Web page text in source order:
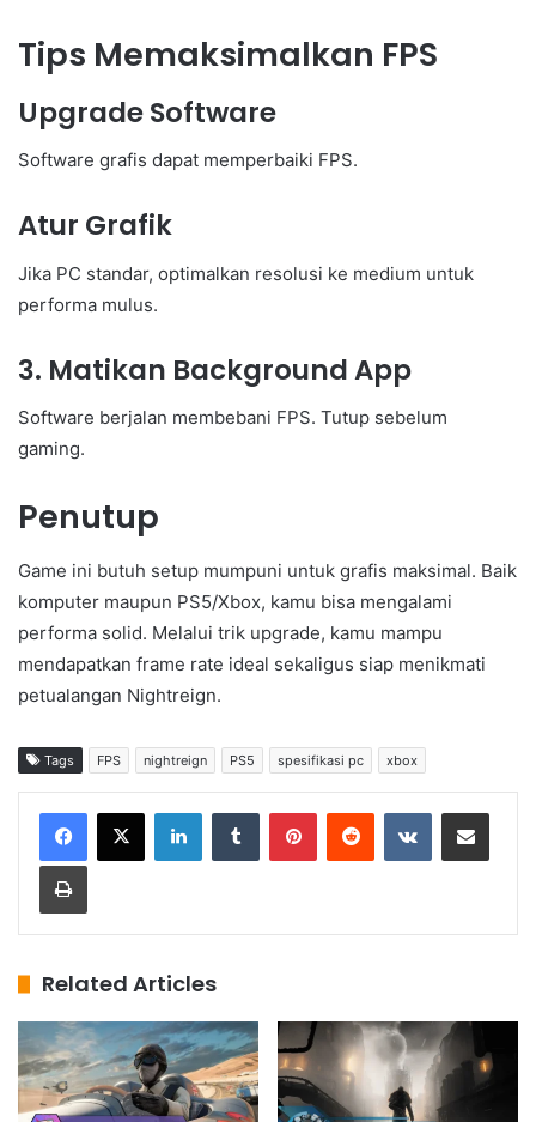
Tips Memaksimalkan FPS
Upgrade Software
Software grafis dapat memperbaiki FPS.
Atur Grafik
Jika PC standar, optimalkan resolusi ke medium untuk
performa mulus.
3. Matikan Background App
Software berjalan membebani FPS. Tutup sebelum
gaming.
Penutup
Game ini butuh setup mumpuni untuk grafis maksimal. Baik
komputer maupun PS5/Xbox, kamu bisa mengalami
performa solid. Melalui trik upgrade, kamu mampu
mendapatkan frame rate ideal sekaligus siap menikmati
petualangan Nightreign.
Tags FPS nightreign PS5 spesifikasi pc xbox
Related Articles